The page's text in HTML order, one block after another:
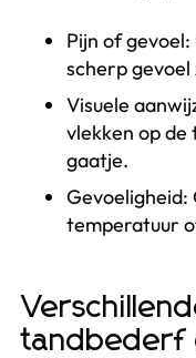
Pijn of
scherp
Visuele
vlekken op de
gaatje.
Gevoeligheid:
temperatuur
tandbederf